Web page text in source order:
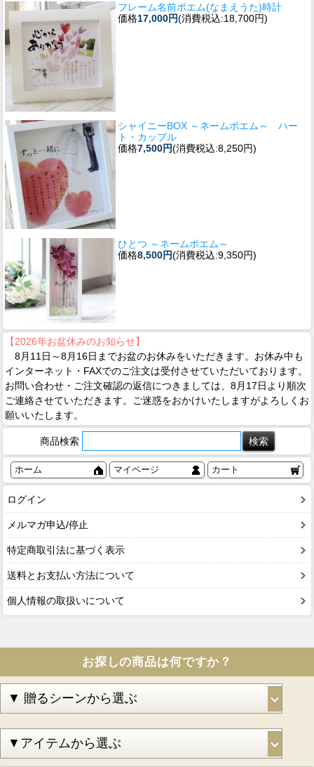
フレーム名前ポエム(なまえうた)時計
価格17,000円(消費税込:18,700円)
シャイニーBOX ～ネームポエム～ ハー
ト・カップル
価格7,500円(消費税込:8,250円)
ひとつ ～ネームポエム～
価格8,500円(消費税込:9,350円)
【2026年お盆休みのお知らせ】
8月11日～8月16日までお盆のお休みをいただきます。お休み中も
インターネット・FAXでのご注文は受付させていただいております。
お問い合わせ・ご注文確認の返信につきましては、8月17日より順次
ご連絡させていただきます。ご迷惑をおかけいたしますがよろしくお
願いいたします。
商品検索
ホーム マイページ カート
ログイン
メルマガ申込/停止
特定商取引法に基づく表示
送料とお支払い方法について
個人情報の取扱いについて
お探しの商品は何ですか？